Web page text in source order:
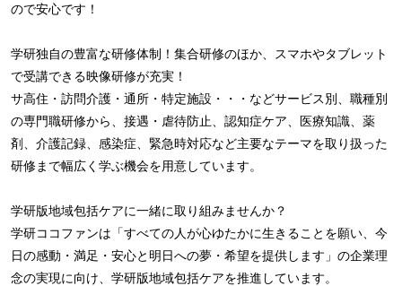
ので安心です！
学研独自の豊富な研修体制！集合研修のほか、スマホやタブレット
で受講できる映像研修が充実！
サ高住・訪問介護・通所・特定施設・・・などサービス別、職種別
の専門職研修から、接遇・虐待防止、認知症ケア、医療知識、薬
剤、介護記録、感染症、緊急時対応など主要なテーマを取り扱った
研修まで幅広く学ぶ機会を用意しています。
学研版地域包括ケアに一緒に取り組みませんか？
学研ココファンは「すべての人が心ゆたかに生きることを願い、今
日の感動・満足・安心と明日への夢・希望を提供します」の企業理
念の実現に向け、学研版地域包括ケアを推進しています。